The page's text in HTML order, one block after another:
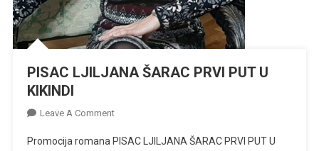
PISAC LJILJANA ŠARAC PRVI PUT U
KIKINDI
Leave A CommentOn
LJILJANA
Promocija romana PISAC LJILJANA ŠARAC PRVI PUT U